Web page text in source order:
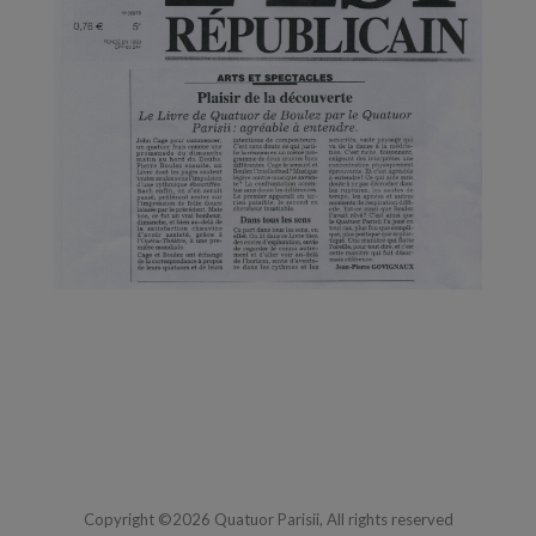
Copyright ©2026 Quatuor Parisii, All rights reserved